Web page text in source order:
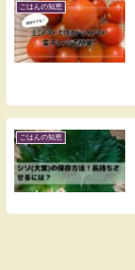
ごはんの知恵
ごはんの知恵